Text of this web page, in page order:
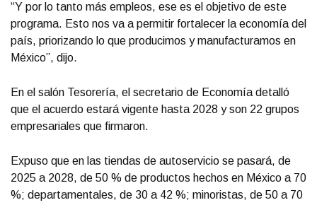
“Y por lo tanto más empleos, ese es el objetivo de este
programa. Esto nos va a permitir fortalecer la economía del
país, priorizando lo que producimos y manufacturamos en
México”, dijo.
En el salón Tesorería, el secretario de Economía detalló
que el acuerdo estará vigente hasta 2028 y son 22 grupos
empresariales que firmaron.
Expuso que en las tiendas de autoservicio se pasará, de
2025 a 2028, de 50 % de productos hechos en México a 70
%; departamentales, de 30 a 42 %; minoristas, de 50 a 70